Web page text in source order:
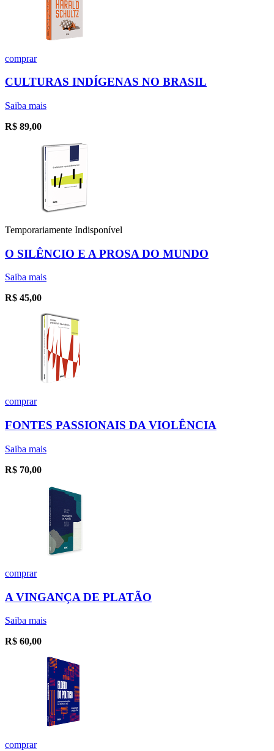
comprar
CULTURAS INDÍGENAS NO BRASIL
Saiba mais
R$ 89,00
Temporariamente Indisponível
O SILÊNCIO E A PROSA DO MUNDO
Saiba mais
R$ 45,00
comprar
FONTES PASSIONAIS DA VIOLÊNCIA
Saiba mais
R$ 70,00
comprar
A VINGANÇA DE PLATÃO
Saiba mais
R$ 60,00
comprar